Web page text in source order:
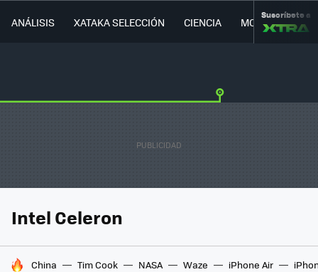
ANÁLISIS XATAKA SELECCIÓN CIENCIA MOVILIDAD
Suscríbete a
Intel Celeron
HOY SE HABLA DE
China Tim Cook NASA Waze iPhone Air